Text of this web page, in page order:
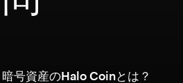
暗号資産のHalo Coinとは？